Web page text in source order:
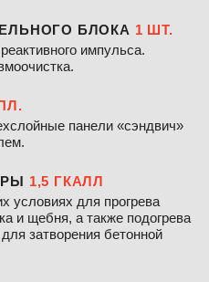
БЛОКА 1 ШТ.
импульса.
панели «сэндвич»
1,5 ГКАЛЛ
условиях для прогрева
и щебня, а также подогрева
затворения бетонной